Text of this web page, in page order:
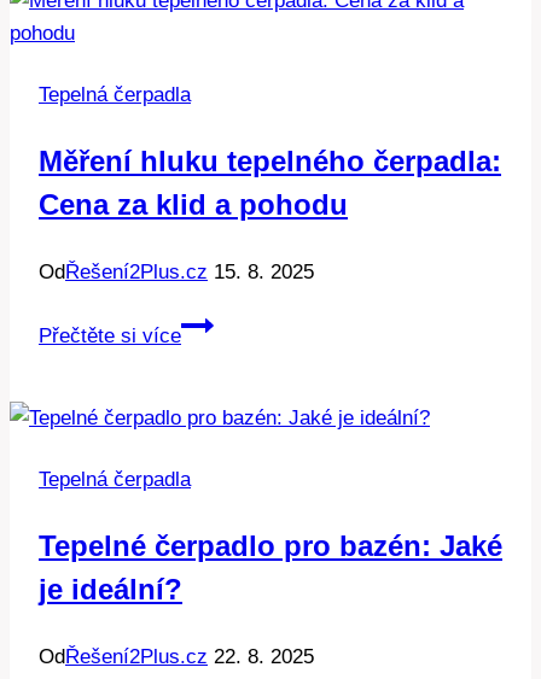
Tepelná čerpadla
Měření hluku tepelného čerpadla:
Cena za klid a pohodu
OdŘešení2Plus.cz 15. 8. 2025
Přečtěte si více
Měření
čerpadla:
za
a
pohodu
Tepelná čerpadla
Tepelné čerpadlo pro bazén: Jaké
je ideální?
OdŘešení2Plus.cz 22. 8. 2025